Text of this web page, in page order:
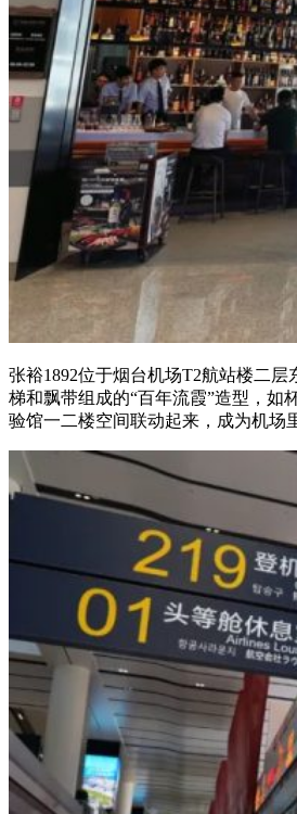
张裕1892位于烟台机场T2航站楼二层
梯和飘带组成的“百年流霞”造型，如
验馆一二楼空间联动起来，成为机场